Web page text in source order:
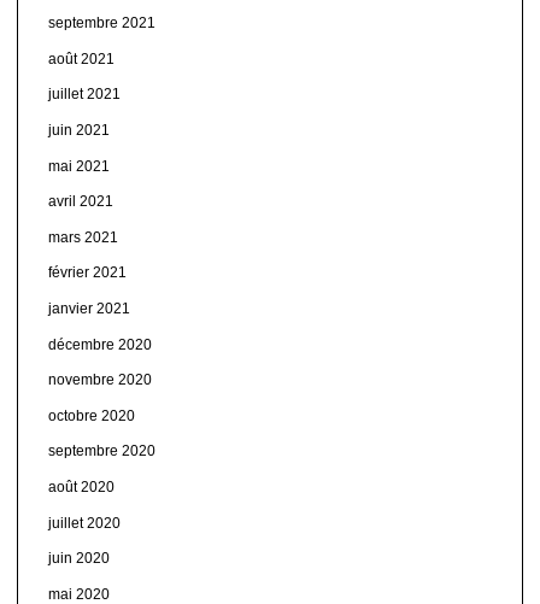
septembre 2021
août 2021
juillet 2021
juin 2021
mai 2021
avril 2021
mars 2021
février 2021
janvier 2021
décembre 2020
novembre 2020
octobre 2020
septembre 2020
août 2020
juillet 2020
juin 2020
mai 2020